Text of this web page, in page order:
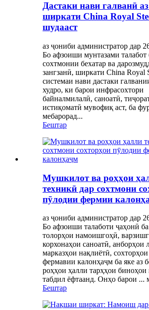
Дастаки нави галванӣ
ширкати China Royal
шудааст
аз ҷониби администратор дар
Бо афзоиши мунтазами талабот
сохтмонии бехатар ва
зангзанӣ, ширкати China Royal
системаи нави дастаки
худро, ки барои инфрасохтори
байналмилалӣ, саноатӣ,
истиқоматӣ мувофиқ аст, ба
мебарорад...
Бештар
Мушкилот ва роҳҳои
техникӣ дар сохтмони
пӯлодии фермии
аз ҷониби администратор дар
Бо афзоиши талаботи ҷаҳонӣ
толорҳои намоишгоҳӣ,
корхонаҳои саноатӣ, анборҳои
марказҳои нақлиётӣ,
фермавии калонҳаҷм ба яке аз
роҳҳои ҳалли тарҳҳои биноҳои
табдил ёфтаанд. Онҳо барои ...
Бештар